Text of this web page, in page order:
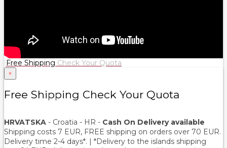
Free Shipping Check Your Quota
×
Free Shipping Check Your Quota
HRVATSKA - Croatia - HR - Cash On Delivery available
Shipping costs 7 EUR, FREE shipping on orders over 70 EUR.
Delivery time 2-4 days*. | *Delivery to the islands shipping